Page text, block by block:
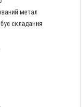
метал
складання